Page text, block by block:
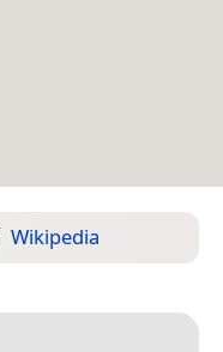
Wikipedia